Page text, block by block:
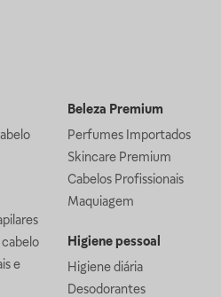
cabelo
e
Beleza Premium
Perfumes Importados
Skincare Premium
Cabelos Profissionais
Maquiagem
Higiene pessoal
Higiene diária
Desodorantes